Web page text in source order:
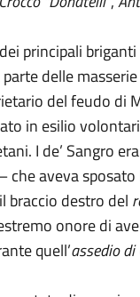
principali
delle
del feudo di
in esilio
I de’ Sangro
che aveva
braccio destro del
onore di
quell’assedio di